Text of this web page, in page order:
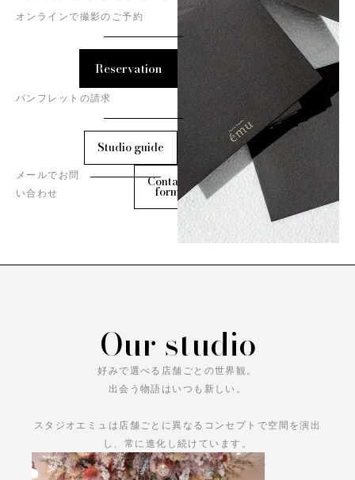
オンラインで撮影のご予約
Reservation
パンフレットの請求
Studio guide
メールでお問
い合わせ
Contact
form
Our studio
好みで選べる店舗ごとの世界観。
出会う物語はいつも新しい。
スタジオエミュは店舗ごとに異なるコンセプトで空間を演出
し、常に進化し続けています。
あなただけの物語をお楽しみください。